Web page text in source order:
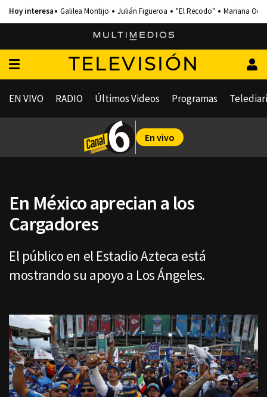
Galilea Montijo Julián Figueroa "El Recodo" Mariana
TELEVISIÓN
EN VIVO RADIO Últimos Videos Programas
En vivo
En México aprecian a los
Cargadores
El público en el Estadio Azteca está
mostrando su apoyo a Los Ángeles.